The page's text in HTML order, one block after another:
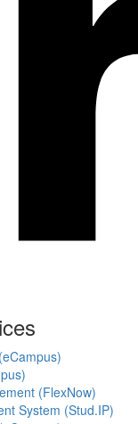
(FlexNow)
System (Stud.IP)